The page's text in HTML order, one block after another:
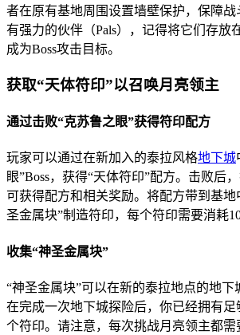
者在原有基地周围设置墙壁保护，保障
有强力的伙伴（Pals），记得将它们存放
成为Boss攻击目标。
获取“天体符印”以召唤月亮领主
通过击败“克苏鲁之眼”获得符印配方
玩家可以通过在新加入的泰拉风格地下城
眼”Boss，获得“天体符印”配方。击败后
可获得配方和相关奖励。将配方带到基地
圣金属块”制造符印，每个符印需要消耗
收集“神圣金属块”
“神圣金属块”可以在新的泰拉地点的地
在完成一次地下城探险后，你已经拥有
个符印。请注意，每次挑战月亮领主都需